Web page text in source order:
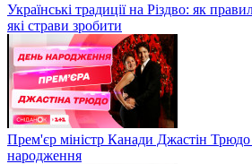
Українські традиції на Різдво: як
які страви зробити
Прем'єр міністр Канади Джастін Трюдо
народження